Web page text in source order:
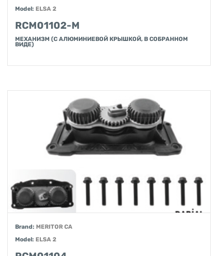
Model: ELSA 2
RCM01102-M
МЕХАНИЗМ (С АЛЮМИНИЕВОЙ КРЫШКОЙ, В СОБРАННОМ
ВИДЕ)
Brand: MERITOR CA
Model: ELSA 2